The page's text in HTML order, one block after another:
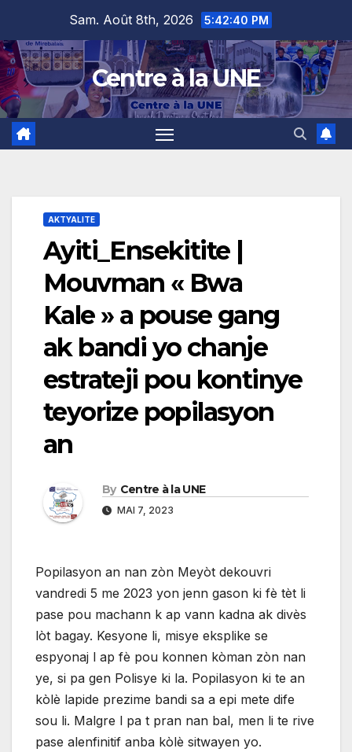
content
Sam. Août 8th, 2026 5:42:41 PM
Centre à la UNE
AKTYALITE
Ayiti_Ensekitite |
Mouvman « Bwa
Kale » a pouse gang
ak bandi yo chanje
estrateji pou kontinye
teyorize popilasyon
an
By Centre à la UNE
MAI 7, 2023
Popilasyon an nan zòn Meyòt dekouvri
vandredi 5 me 2023 yon jenn gason ki fè tèt li
pase pou machann k ap vann kadna ak divès
lòt bagay. Kesyone li, misye eksplike se
espyonaj l ap fè pou konnen kòman zòn nan
ye, si pa gen Polisye ki la. Popilasyon ki te an
kòlè lapide prezime bandi sa a epi mete dife
sou li. Malgre l pa t pran nan bal, men li te rive
pase alenfinitif anba kòlè sitwayen yo.